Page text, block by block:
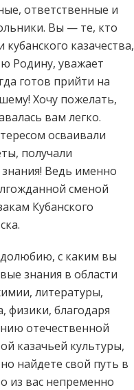
ответственные и
Вы — те, кто
казачества,
Родину, уважает
готов прийти на
Хочу пожелать,
вам легко.
осваивали
получали
Ведь именно
сменой
Кубанского
с каким вы
знания в области
литературы,
физики, благодаря
отечественной
казачьей культуры,
найдете свой путь в
из вас непременно